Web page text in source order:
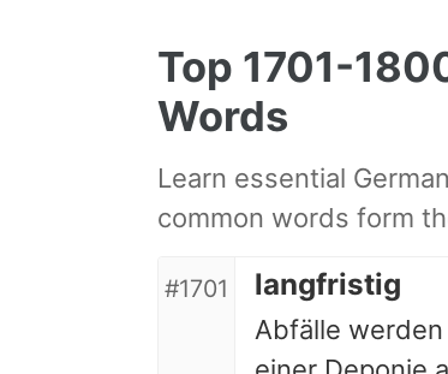
Top 1701-
Words
Learn essential
common words form
#1701 langfristig
Abfälle